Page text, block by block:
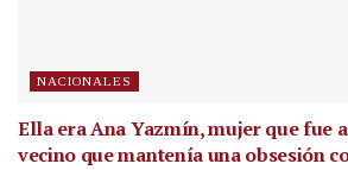
NACIONALES
Ella era Ana Yazmín, mujer que fue
vecino que mantenía una obsesión